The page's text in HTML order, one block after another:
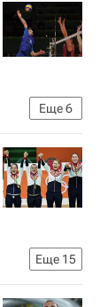
Еще6
Еще 15